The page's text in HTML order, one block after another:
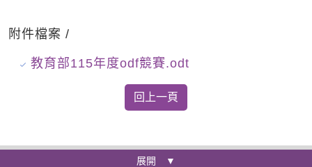
附件檔案 /
教育部115年度odf競賽.odt
展開 ▼